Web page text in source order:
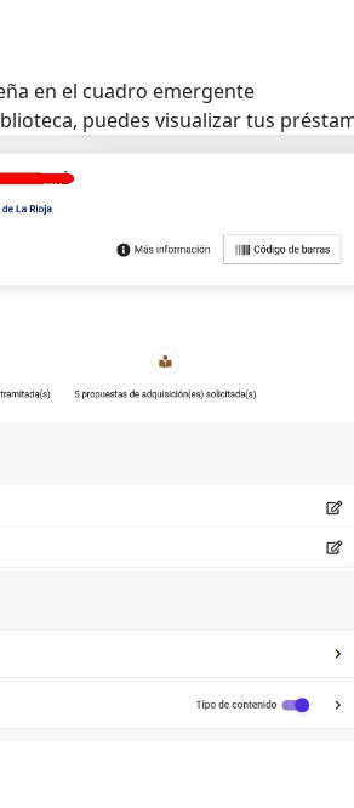
en el cuadro emergente
puedes visualizar tus